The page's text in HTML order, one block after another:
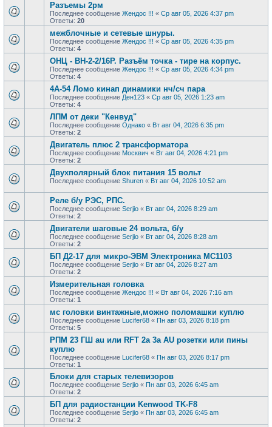
Разъемы 2рм
Последнее сообщение Жендос !!! « Ср авг 05, 2026 4:37 pm
Ответы: 20
межблочные и сетевые шнуры.
Последнее сообщение Жендос !!! « Ср авг 05, 2026 4:35 pm
Ответы: 4
ОНЦ - ВН-2-2/16Р. Разъём точка - тире на корпус.
Последнее сообщение Жендос !!! « Ср авг 05, 2026 4:34 pm
Ответы: 4
4А-54 Ломо кинап динамики нч/сч пара
Последнее сообщение Ден123 « Ср авг 05, 2026 1:23 am
Ответы: 4
ЛПМ от деки "Кенвуд"
Последнее сообщение Однако « Вт авг 04, 2026 6:35 pm
Ответы: 2
Двигатель плюс 2 трансформатора
Последнее сообщение Москвич « Вт авг 04, 2026 4:21 pm
Ответы: 2
Двухполярный блок питания 15 вольт
Последнее сообщение Shuren « Вт авг 04, 2026 10:52 am
Реле б/у РЭС, РПС.
Последнее сообщение Serjio « Вт авг 04, 2026 8:29 am
Ответы: 2
Двигатели шаговые 24 вольта, б/у
Последнее сообщение Serjio « Вт авг 04, 2026 8:28 am
Ответы: 2
БП Д2-17 для микро-ЭВМ Электроника МС1103
Последнее сообщение Serjio « Вт авг 04, 2026 8:27 am
Ответы: 2
Измерительная головка
Последнее сообщение Жендос !!! « Вт авг 04, 2026 7:16 am
Ответы: 1
мс головки винтажные,можно поломашки куплю
Последнее сообщение Lucifer68 « Пн авг 03, 2026 8:18 pm
Ответы: 5
РПМ 23 ГШ au или RFT 2a 3a AU розетки или пины
куплю
Последнее сообщение Lucifer68 « Пн авг 03, 2026 8:17 pm
Ответы: 1
Блоки для старых телевизоров
Последнее сообщение Serjio « Пн авг 03, 2026 6:45 am
Ответы: 2
БП для радиостанции Kenwood TK-F8
Последнее сообщение Serjio « Пн авг 03, 2026 6:45 am
Ответы: 2